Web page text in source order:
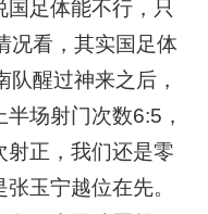
足体能不行，只
况看，其实国足体
醒过神来之后，
场射门次数6:5，
射正，我们还是零
玉宁越位在先。